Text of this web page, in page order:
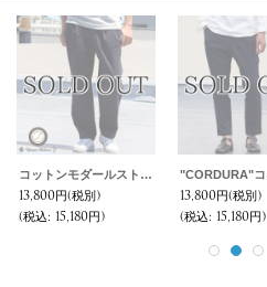
コットンモダールストレッチワイドテーパードアンクルパンツ『日本製』【送料無料】 / Upscape Audience
13,800円(税別)
(税込: 15,180円)
13,800円(税別)
(税込: 15,180円)